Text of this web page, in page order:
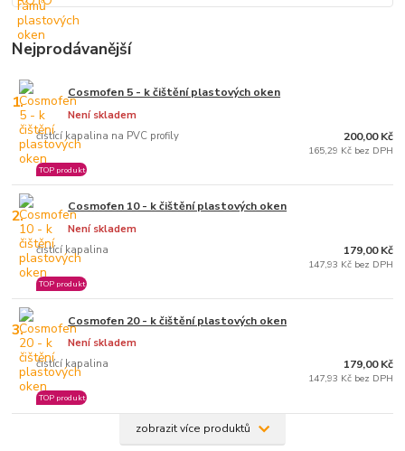
Nejprodávanější
1. Cosmofen 5 - k čištění plastových oken
čistící kapalina na PVC profily
Není skladem
TOP produkt
200,00 Kč
165,29 Kč bez DPH
2. Cosmofen 10 - k čištění plastových oken
čistící kapalina
Není skladem
TOP produkt
179,00 Kč
147,93 Kč bez DPH
3. Cosmofen 20 - k čištění plastových oken
čistící kapalina
Není skladem
TOP produkt
179,00 Kč
147,93 Kč bez DPH
zobrazit více produktů